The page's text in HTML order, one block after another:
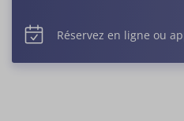
Réservez en ligne ou